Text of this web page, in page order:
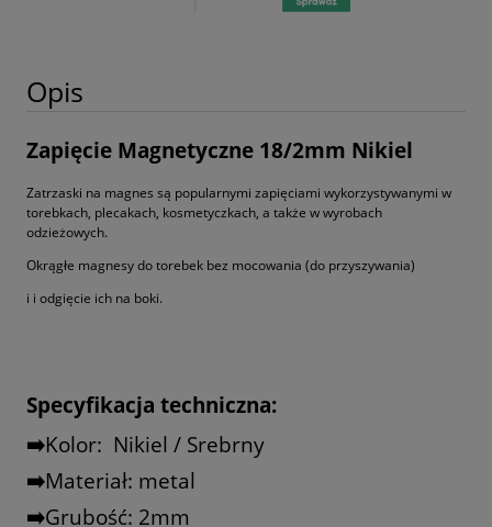
Opis
Zapięcie Magnetyczne 18/2mm Nikiel
Zatrzaski na magnes są popularnymi zapięciami wykorzystywanymi w
torebkach, plecakach, kosmetyczkach, a także w wyrobach
odzieżowych.
Okrągłe magnesy do torebek bez mocowania (do przyszywania)
i i odgięcie ich na boki.
Specyfikacja techniczna:
➡️️Kolor: Nikiel / Srebrny
➡️️Materiał: metal
➡️️Grubość: 2mm